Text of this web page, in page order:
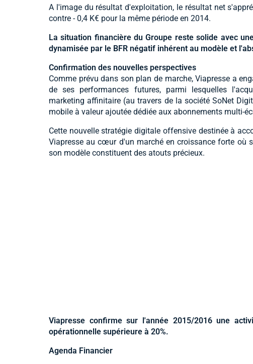
A l'image du résultat d'exploitation, le résultat net
contre - 0,4 K€ pour la même période en 2014.
La situation financière du Groupe reste solide avec
dynamisée par le BFR négatif inhérent au modèle et
Confirmation des nouvelles perspectives
Comme prévu dans son plan de marche, Viapresse a
de ses performances futures, parmi lesquelles
marketing affinitaire (au travers de la société SoNet
mobile à valeur ajoutée dédiée aux abonnements multi-
Cette nouvelle stratégie digitale offensive destinée à
Viapresse au cœur d'un marché en croissance forte où
son modèle constituent des atouts précieux.
Viapresse confirme sur l'année 2015/2016 une
opérationnelle supérieure à 20%.
Agenda Financier